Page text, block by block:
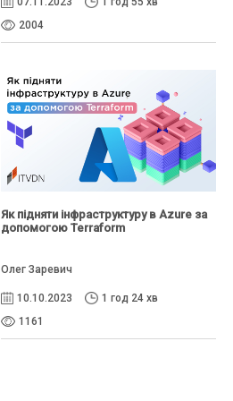
2004
Як підняти інфраструктуру в Azure за
допомогою Terraform
Олег Заревич
10.10.2023
1 год 24 хв
1161